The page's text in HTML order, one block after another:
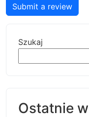
Submit a review
Szukaj
Ostatnie